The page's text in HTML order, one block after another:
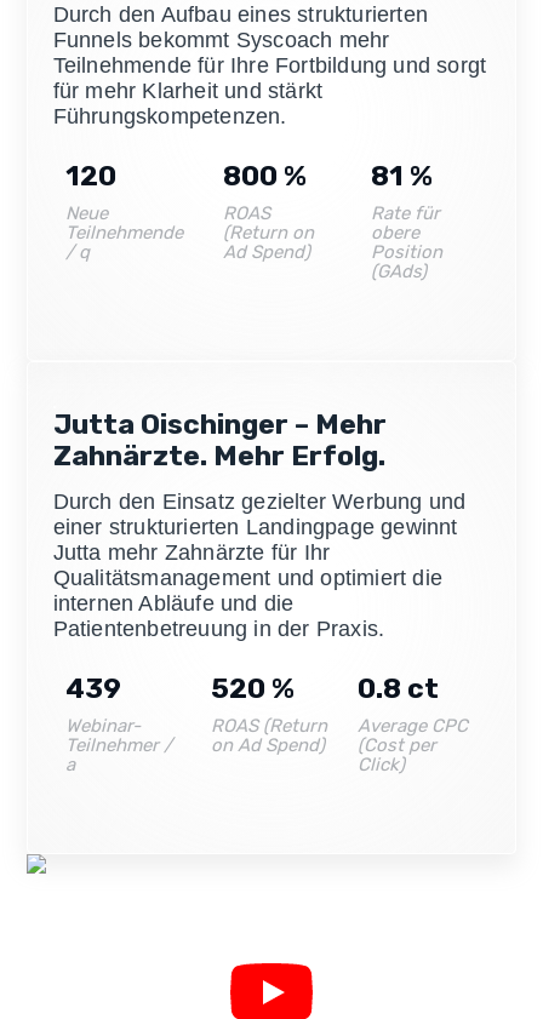
Durch den Aufbau eines strukturierten
Funnels bekommt Syscoach mehr
Teilnehmende für Ihre Fortbildung und sorgt
für mehr Klarheit und stärkt
Führungskompetenzen.
120
Neue
Teilnehmende
/ q
800 %
ROAS
(Return on
Ad Spend)
81 %
Rate für
obere
Position
(GAds)
Jutta Oischinger – Mehr
Zahnärzte. Mehr Erfolg.
Durch den Einsatz gezielter Werbung und
einer strukturierten Landingpage gewinnt
Jutta mehr Zahnärzte für Ihr
Qualitätsmanagement und optimiert die
internen Abläufe und die
Patientenbetreuung in der Praxis.
652
Webinar-
Teilnehmer /
a
520 %
ROAS (Return
on Ad Spend)
0.8 ct
Average CPC
(Cost per
Click)